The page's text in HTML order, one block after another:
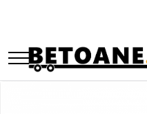
PIESE AUTOBETONIERE
AUTOBETONIERE STETTER